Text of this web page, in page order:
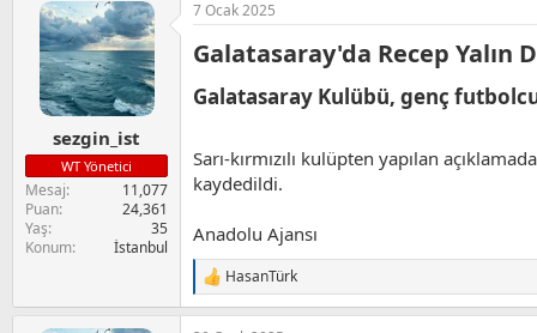
k
l
r
:
sezgin_ist
WT Yönetici
Mesaj
11,077
Puan
24,361
Yaş
35
Konum
İstanbul
7 Ocak 2025
Galatasaray'da Recep Yalın
Galatasaray Kulübü, genç
Sarı-kırmızılı kulüpten yapılan
kaydedildi.
Anadolu Ajansı
T
e
p
HasanTürk